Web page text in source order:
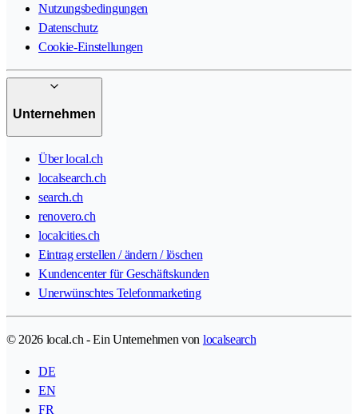
Nutzungsbedingungen
Datenschutz
Cookie-Einstellungen
Unternehmen
Über local.ch
localsearch.ch
search.ch
renovero.ch
localcities.ch
Eintrag erstellen / ändern / löschen
Kundencenter für Geschäftskunden
Unerwünschtes Telefonmarketing
© 2026 local.ch - Ein Unternehmen von localsearch
DE
EN
FR